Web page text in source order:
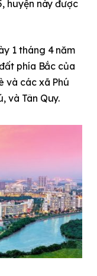
huyện này được
1 tháng 4 năm
phía Bắc của
và các xã Phú
và Tân Quy.